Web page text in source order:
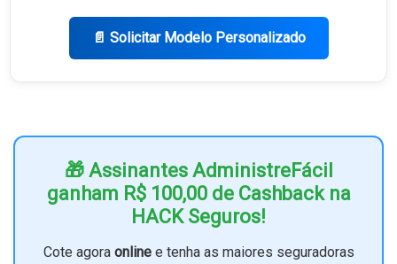
📄 Solicitar Modelo Personalizado
🎁 Assinantes AdministreFácil
ganham R$ 100,00 de Cashback na
HACK Seguros!
Cote agora onlinee tenha as maiores seguradoras